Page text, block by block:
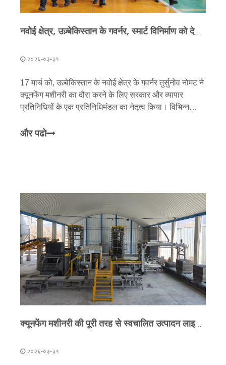
नवोई क्षेत्र, उज़्बेकिस्तान के गवर्नर, स्मार्ट विनिर्माण को देखने और सहयोग का पता लगाने के लिए क्यूनफेंग मशीनरी के प्रतिनिधिमंडल का नेतृत्व करते हैं
२०२६-०३-३१
17 मार्च को, उज़्बेकिस्तान के नवोई क्षेत्र के गवर्नर तुर्सुनोव नोमट ने
क्यूनफेंग मशीनरी का दौरा करने के लिए सरकार और व्यापार
प्रतिनिधियों के एक प्रतिनिधिमंडल का नेतृत्व किया। विभिन्न
प्रतिनिधिमंडल ने उत्पादन स्थल का दौरा किया
और पढो
क्यूनफेंग मशीनरी की पूरी तरह से स्वचालित उत्पादन लाइन ग्वाटेमाला में लॉन्च की गई है, जो वैश्विक स्तर पर चीनी इंटेलिजेंट मैन्युफैक्चरिंग के लिए एक बेंचमार्क स्थापित कर रही है।
२०२६-०३-३१